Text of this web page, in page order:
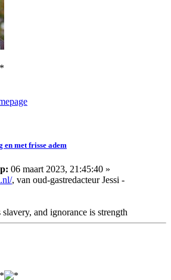
en met frisse adem
06 maart 2023, 21:45:40 »
, van oud-gastredacteur Jessi -
and ignorance is strength